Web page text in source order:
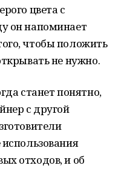
цвета с
он напоминает
чтобы положить
не нужно.
станет понятно,
с другой
отходов, и об